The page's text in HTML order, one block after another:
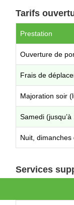
Tarifs
Prestation
Ouverture de
Frais de
Majoration soir
Samedi (jusqu’à
Nuit,
Services